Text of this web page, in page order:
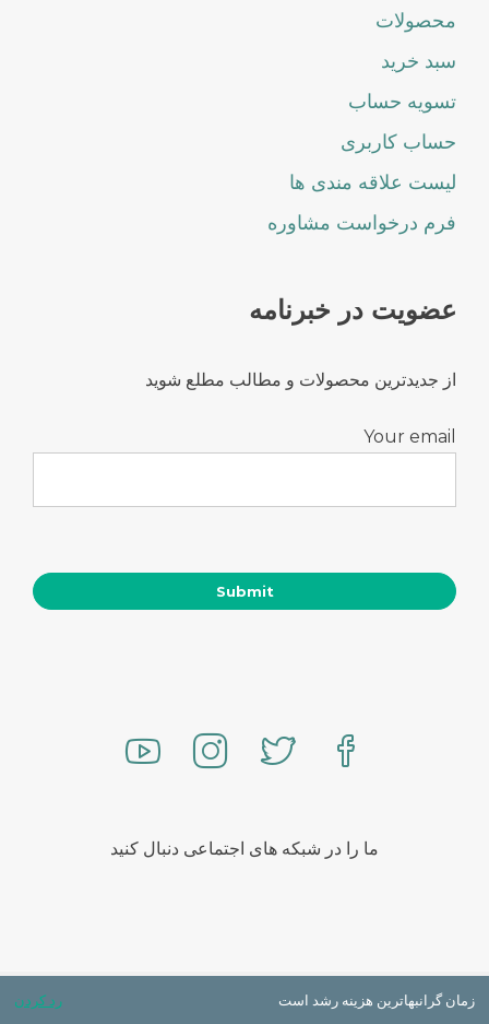
زمان گرانبهاترین هزینه رشد است رد کردن
محصولات
سبد خرید
تسویه حساب
حساب کاربری
لیست علاقه مندی ها
فرم درخواست مشاوره
عضویت در خبرنامه
از جدیدترین محصولات و مطالب مطلع شوید
Your email
ما را در شبکه های اجتماعی دنبال کنید
تمامی حقوق محفوظ است